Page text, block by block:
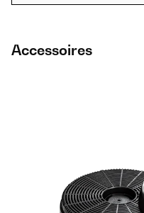
Accessoires